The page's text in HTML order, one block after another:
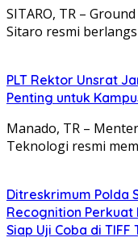
SITARO, TR –
Sitaro resmi
​PLT Rektor Unsrat
Penting untuk
Manado, TR –
Teknologi resmi
Ditreskrimum Polda
Recognition Perkuat
Siap Uji Coba di TIFF